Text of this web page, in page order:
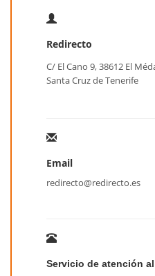
Redirecto
C/ El Cano 9, 38612 El
Santa Cruz de Tenerife
Email
redirecto@redirecto.es
Servicio de atención